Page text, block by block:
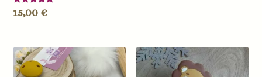
Note
5.00
15,00 €